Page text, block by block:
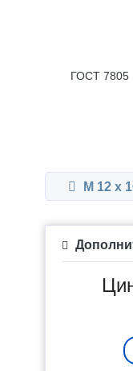
ГОСТ 7805
М 12 x